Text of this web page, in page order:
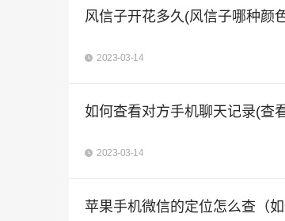
风信子开花多久(风信子哪种颜
2023-03-14
如何查看对方手机聊天记录(查
2023-03-14
苹果手机微信的定位怎么查（